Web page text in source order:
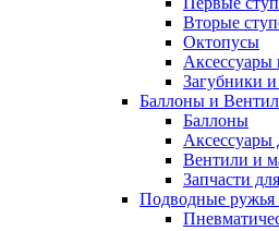
Вторые
Октопусы
Загубники
Баллоны и
Баллоны
Аксессуары
Вентили и
Запчасти
Подводные ружья